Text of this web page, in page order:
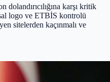
dolandırıcılığına karşı kritik
logo ve ETBİS kontrolü
sitelerden kaçınmalı ve